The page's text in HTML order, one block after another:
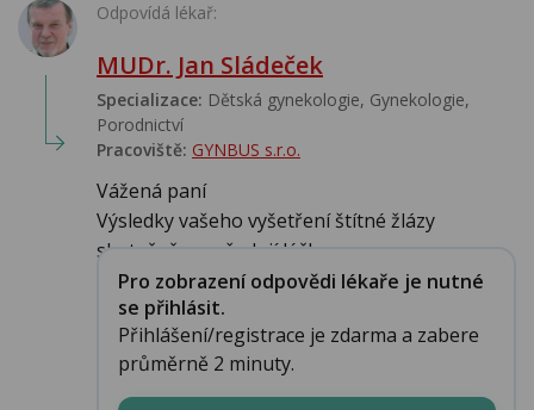
Odpovídá lékař:
MUDr. Jan Sládeček
Specializace: Dětská gynekologie, Gynekologie,
Porodnictví
Pracoviště: GYNBUS s.r.o.
Vážená paní
Výsledky vašeho vyšetření štítné žlázy
skutečně nevyžadují léčbu ...
Pro zobrazení odpovědi lékaře je nutné
se přihlásit.
Přihlášení/registrace je zdarma a zabere
průměrně 2 minuty.